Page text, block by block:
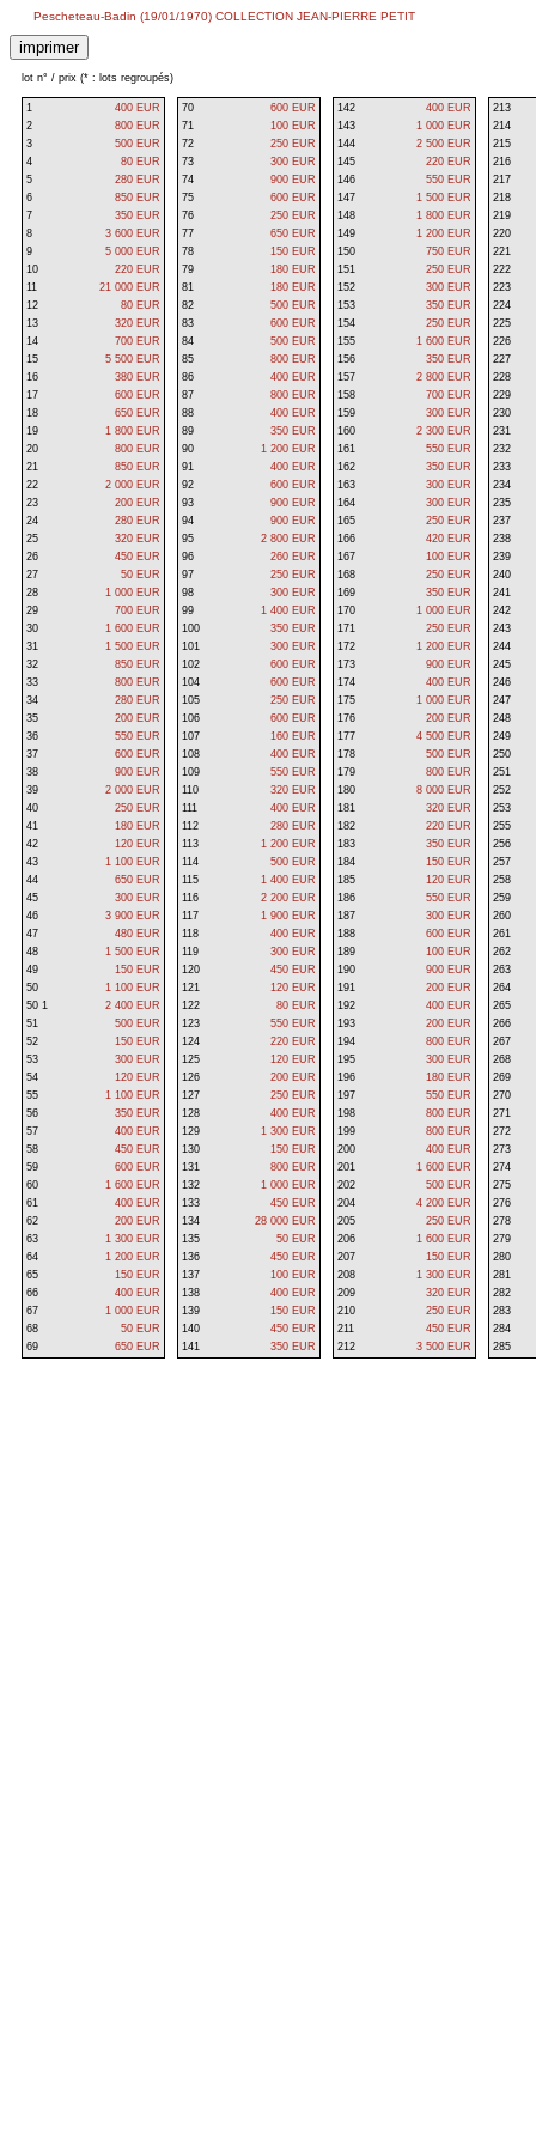
Pescheteau-Badin (19/01/1970) COLLECTION JEAN-PIERRE PETIT
lot n° / prix (* : lots regroupés)
1
400 EUR
2
800 EUR
3
500 EUR
4
80 EUR
5
280 EUR
6
850 EUR
7
350 EUR
8
3 600 EUR
9
5 000 EUR
10
220 EUR
11
21 000 EUR
12
80 EUR
13
320 EUR
14
700 EUR
15
5 500 EUR
16
380 EUR
17
600 EUR
18
650 EUR
19
1 800 EUR
20
800 EUR
21
850 EUR
22
2 000 EUR
23
200 EUR
24
280 EUR
25
320 EUR
26
450 EUR
27
50 EUR
28
1 000 EUR
29
700 EUR
30
1 600 EUR
31
1 500 EUR
32
850 EUR
33
800 EUR
34
280 EUR
35
200 EUR
36
550 EUR
37
600 EUR
38
900 EUR
39
2 000 EUR
40
250 EUR
41
180 EUR
42
120 EUR
43
1 100 EUR
44
650 EUR
45
300 EUR
46
3 900 EUR
47
480 EUR
48
1 500 EUR
49
150 EUR
50
1 100 EUR
50 1
2 400 EUR
51
500 EUR
52
150 EUR
53
300 EUR
54
120 EUR
55
1 100 EUR
56
350 EUR
57
400 EUR
58
450 EUR
59
600 EUR
60
1 600 EUR
61
400 EUR
62
200 EUR
63
1 300 EUR
64
1 200 EUR
65
150 EUR
66
400 EUR
67
1 000 EUR
68
50 EUR
69
650 EUR
70
600 EUR
71
100 EUR
72
250 EUR
73
300 EUR
74
900 EUR
75
600 EUR
76
250 EUR
77
650 EUR
78
150 EUR
79
180 EUR
81
180 EUR
82
500 EUR
83
600 EUR
84
500 EUR
85
800 EUR
86
400 EUR
87
800 EUR
88
400 EUR
89
350 EUR
90
1 200 EUR
91
400 EUR
92
600 EUR
93
900 EUR
94
900 EUR
95
2 800 EUR
96
260 EUR
97
250 EUR
98
300 EUR
99
1 400 EUR
100
350 EUR
101
300 EUR
102
600 EUR
104
600 EUR
105
250 EUR
106
600 EUR
107
160 EUR
108
400 EUR
109
550 EUR
110
320 EUR
111
400 EUR
112
280 EUR
113
1 200 EUR
114
500 EUR
115
1 400 EUR
116
2 200 EUR
117
1 900 EUR
118
400 EUR
119
300 EUR
120
450 EUR
121
120 EUR
122
80 EUR
123
550 EUR
124
220 EUR
125
120 EUR
126
200 EUR
127
250 EUR
128
400 EUR
129
1 300 EUR
130
150 EUR
131
800 EUR
132
1 000 EUR
133
450 EUR
134
28 000 EUR
135
50 EUR
136
450 EUR
137
100 EUR
138
400 EUR
139
150 EUR
140
450 EUR
141
350 EUR
142
400 EUR
143
1 000 EUR
144
2 500 EUR
145
220 EUR
146
550 EUR
147
1 500 EUR
148
1 800 EUR
149
1 200 EUR
150
750 EUR
151
250 EUR
152
300 EUR
153
350 EUR
154
250 EUR
155
1 600 EUR
156
350 EUR
157
2 800 EUR
158
700 EUR
159
300 EUR
160
2 300 EUR
161
550 EUR
162
350 EUR
163
300 EUR
164
300 EUR
165
250 EUR
166
420 EUR
167
100 EUR
168
250 EUR
169
350 EUR
170
1 000 EUR
171
250 EUR
172
1 200 EUR
173
900 EUR
174
400 EUR
175
1 000 EUR
176
200 EUR
177
4 500 EUR
178
500 EUR
179
800 EUR
180
8 000 EUR
181
320 EUR
182
220 EUR
183
350 EUR
184
150 EUR
185
120 EUR
186
550 EUR
187
300 EUR
188
600 EUR
189
100 EUR
190
900 EUR
191
200 EUR
192
400 EUR
193
200 EUR
194
800 EUR
195
300 EUR
196
180 EUR
197
550 EUR
198
800 EUR
199
800 EUR
200
400 EUR
201
1 600 EUR
202
500 EUR
204
4 200 EUR
205
250 EUR
206
1 600 EUR
207
150 EUR
208
1 300 EUR
209
320 EUR
210
250 EUR
211
450 EUR
212
3 500 EUR
213
214
215
216
217
218
219
220
221
222
223
224
225
226
227
228
229
230
231
232
233
234
235
237
238
239
240
241
242
243
244
245
246
247
248
249
250
251
252
253
255
256
257
258
259
260
261
262
263
264
265
266
267
268
269
270
271
272
273
274
275
276
278
279
280
281
282
283
284
285